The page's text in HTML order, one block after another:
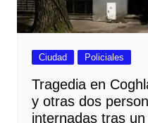
Ciudad Policiales
Tragedia en
y otras dos
internadas tras